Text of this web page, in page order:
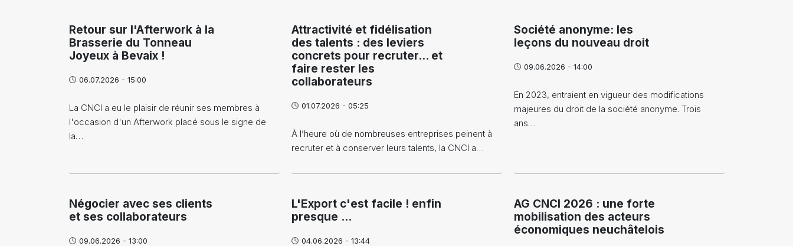
Retour sur l'Afterwork à la
Brasserie du Tonneau
Joyeux à Bevaix !
06.07.2026 - 15:00
La CNCI a eu le plaisir de réunir ses membres à
l'occasion d'un Afterwork placé sous le signe de
la…
Attractivité et fidélisation
des talents : des leviers
concrets pour recruter… et
faire rester les
collaborateurs
01.07.2026 - 05:25
À l’heure où de nombreuses entreprises peinent à
recruter et à conserver leurs talents, la CNCI a…
Société anonyme: les
leçons du nouveau droit
09.06.2026 - 14:00
En 2023, entraient en vigueur des modifications
majeures du droit de la société anonyme. Trois
ans…
Négocier avec ses clients
et ses collaborateurs
09.06.2026 - 13:00
L'Export c'est facile ! enfin
presque ...
04.06.2026 - 13:44
AG CNCI 2026 : une forte
mobilisation des acteurs
économiques neuchâtelois